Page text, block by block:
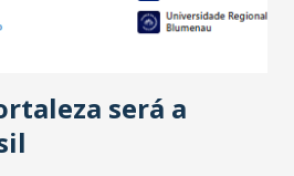
Outros 1% não existiam em
o faturamento também
pesquisa, 44% dos n...
será a